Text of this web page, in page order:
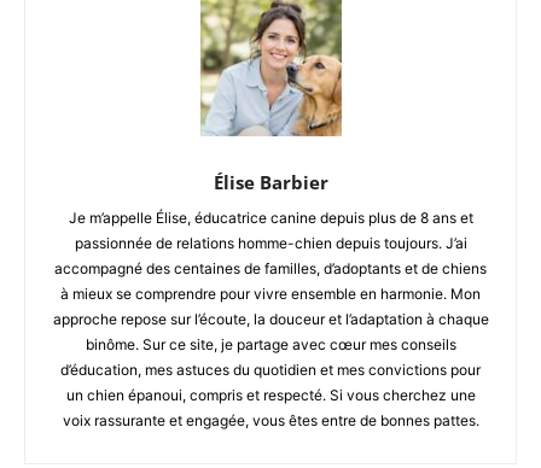
Élise Barbier
Je m’appelle Élise, éducatrice canine depuis plus de 8 ans et
passionnée de relations homme-chien depuis toujours. J’ai
accompagné des centaines de familles, d’adoptants et de chiens
à mieux se comprendre pour vivre ensemble en harmonie. Mon
approche repose sur l’écoute, la douceur et l’adaptation à chaque
binôme. Sur ce site, je partage avec cœur mes conseils
d’éducation, mes astuces du quotidien et mes convictions pour
un chien épanoui, compris et respecté. Si vous cherchez une
voix rassurante et engagée, vous êtes entre de bonnes pattes.